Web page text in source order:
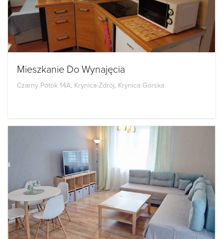
Mieszkanie Do Wynajęcia
Czarny Potok 14A, Krynica-Zdrój, Krynica Górska